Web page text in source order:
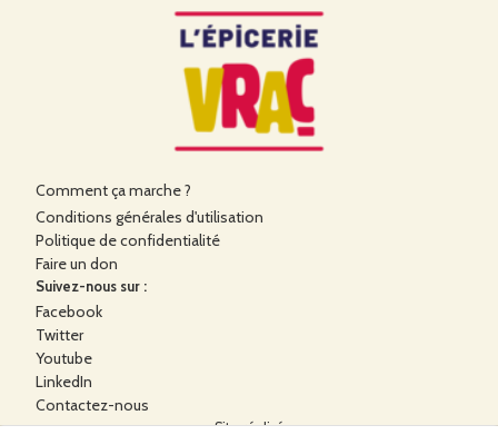
Comment ça marche ?
Conditions générales d'utilisation
Politique de confidentialité
Faire un don
Suivez-nous sur :
Facebook
Twitter
Youtube
LinkedIn
Contactez-nous
Site réalisé